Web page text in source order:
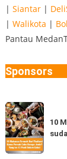
| Siantar|
| Walikota |
Pantau
Sponsors
10
Makanan
Terenak
Ternama
10